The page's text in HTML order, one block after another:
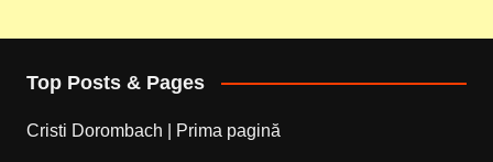
Top Posts & Pages
Cristi Dorombach | Prima pagină